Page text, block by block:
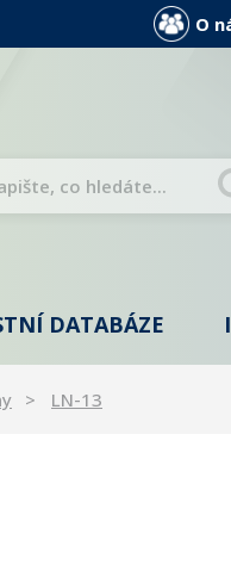
O
DATABÁZE
LN-13